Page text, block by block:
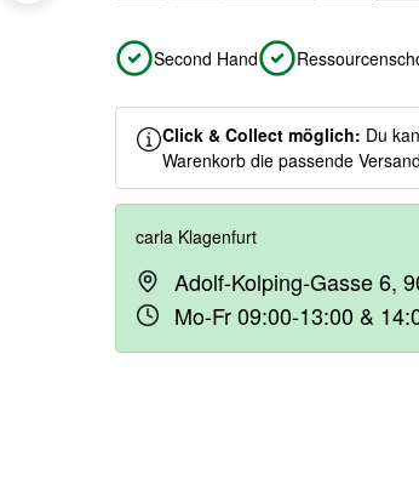
Second Hand
Click & Collect möglich: Du
Warenkorb die passende
carla Klagenfurt
Adolf-Kolping-Gasse 6,
Mo-Fr 09:00-13:00 &